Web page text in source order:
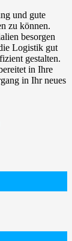
und gute
zu können.
besorgen
Logistik gut
gestalten.
in Ihre
in Ihr neues